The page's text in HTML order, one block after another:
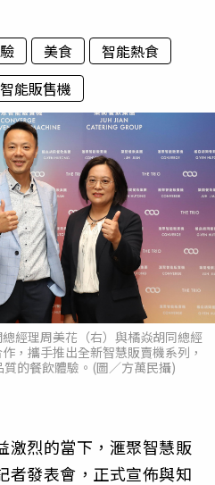
美食
智能熱食
能販售機
經理周美花（右）與橘焱胡同總經
，攜手推出全新智慧販賣機系列，
的餐飲體驗。(圖／方萬民攝)
激烈的當下，滙聚智慧販
者發表會，正式宣佈與知